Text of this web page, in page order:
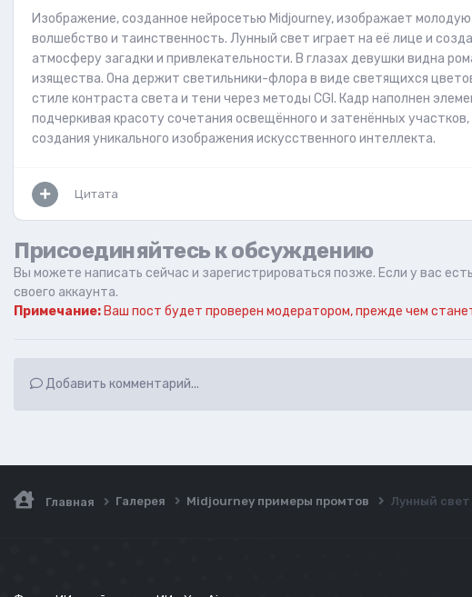
Изображение, созданное нейросетью Midjourney, изображает
волшебство и таинственность. Лунный свет играет на её лице и
атмосферу загадки и привлекательности. В глазах девушки видна
изящества. Она держит светильники-флора в виде светящихся
стиле контраста света и тени через методы CGI. Кадр наполнен
подчеркивая красоту сочетания освещённого и затенённых
создания уникального изображения искусственного интеллекта.
Цитата
Присоединяйтесь к обсуждению
Вы можете написать сейчас и зарегистрироваться позже. Если у вас
своего аккаунта.
Примечание: Ваш пост будет проверен модератором, прежде чем
Добавить комментарий...
Главная Галерея Midjourney примеры промтов Лунный